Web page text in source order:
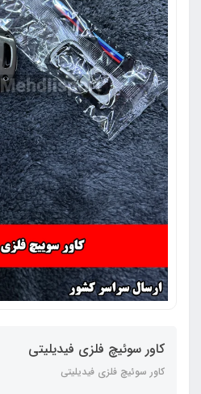
کاور سوئیچ فلزی فیدیلیتی
کاور سوئیچ فلزی فیدیلیتی